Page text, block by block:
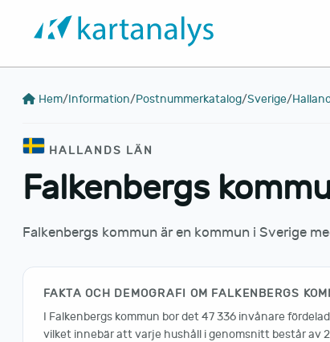
Hem/Information/Postnummerkatalog/Sverige/
HALLANDS LÄN
Falkenbergs
Falkenbergs kommun är en kommun i Sverige
FAKTA OCH DEMOGRAFI OM FALKENBERGS
I Falkenbergs kommun bor det 47 336 invånare
vilket innebär att varje hushåll i genomsnitt består av